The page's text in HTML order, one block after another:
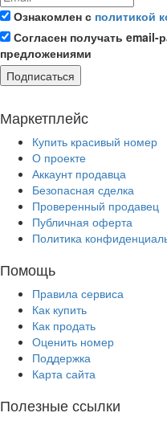
Ознакомлен с политикой
Согласен получать
предложениями
Подписаться
Маркетплейс
Купить красивый номер
О проекте
Аккаунт продавца
Безопасная сделка
Проверенный продавец
Публичная оферта
Политика
Помощь
Правила сервиса
Как купить
Как продать
Оценить номер
Поддержка
Карта сайта
Полезные ссылки